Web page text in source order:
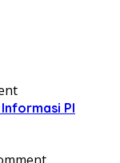
PI